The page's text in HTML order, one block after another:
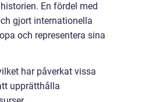
En fördel med
gjort internationella
och representera sina
har påverkat vissa
upprätthålla